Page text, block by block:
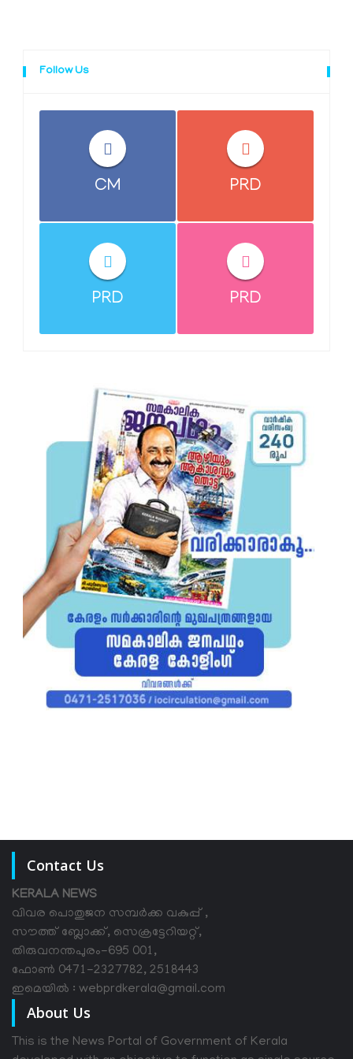
Follow Us
CM PRD
PRD PRD
Contact Us
KERALA NEWS
വിവര പൊതുജന സമ്പര്‍ക്ക വകുപ്പ് ,
സൗത്ത് ബ്ലോക്ക്, സെക്രട്ടേറിയറ്റ്,
തിരുവനന്തപുരം-695 001,
ഫോൺ 0471-2327782, 2518443
ഇമെയിൽ : webprdkerala@gmail.com
About Us
This is the News Portal of Government of Kerala